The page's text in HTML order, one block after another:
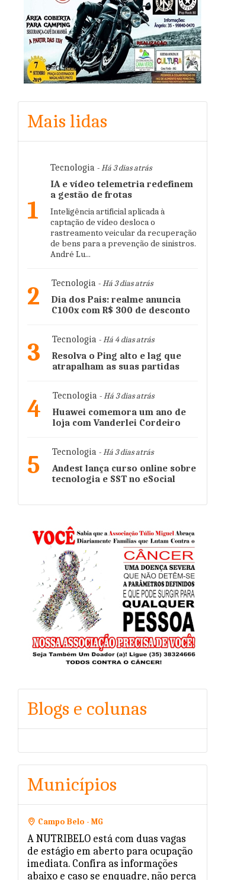
Mais lidas
1
Tecnologia - Há 3 dias atrás
IA e vídeo telemetria redefinem
a gestão de frotas
Inteligência artificial aplicada à
captação de vídeo desloca o
rastreamento veicular da recuperação
de bens para a prevenção de sinistros.
André Lu...
2 Tecnologia - Há 3 dias atrás
Dia dos Pais: realme anuncia
C100x com R$ 300 de desconto
3 Tecnologia - Há 4 dias atrás
Resolva o Ping alto e lag que
atrapalham as suas partidas
4 Tecnologia - Há 3 dias atrás
Huawei comemora um ano de
loja com Vanderlei Cordeiro
5 Tecnologia - Há 3 dias atrás
Andest lança curso online sobre
tecnologia e SST no eSocial
Blogs e colunas
Municípios
Campo Belo - MG
A NUTRIBELO está com duas vagas
de estágio em aberto para ocupação
imediata. Confira as informações
abaixo e caso se enquadre, não perca